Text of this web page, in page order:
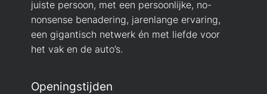
juiste persoon, met een persoonlijke, no-
nonsense benadering, jarenlange ervaring,
een gigantisch netwerk én met liefde voor
het vak en de auto’s.
Openingstijden